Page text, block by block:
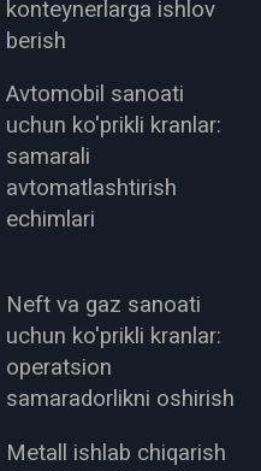
konteynerlarga ishlov
berish
Avtomobil sanoati
uchun ko'prikli kranlar:
samarali
avtomatlashtirish
echimlari
Neft va gaz sanoati
uchun ko'prikli kranlar:
operatsion
samaradorlikni oshirish
Metall ishlab chiqarish